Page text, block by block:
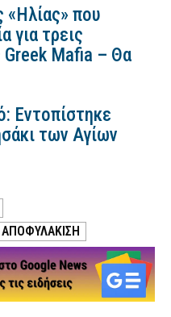
«Ηλίας» που
για τρεις
Mafia – Θα
Εντοπίστηκε
των Αγίων
ΑΠΟΦΥΛΑΚΙΣΗ